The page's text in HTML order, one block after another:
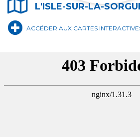
L'ISLE-SUR-LA-
ACCÉDER AUX CARTES